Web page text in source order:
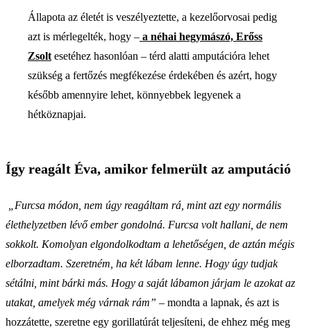
Állapota az életét is veszélyeztette, a kezelőorvosai pedig
azt is mérlegelték, hogy – a néhai hegymászó, Erőss
Zsolt esetéhez hasonlóan – térd alatti amputációra lehet
szükség a fertőzés megfékezése érdekében és azért, hogy
később amennyire lehet, könnyebbek legyenek a
hétköznapjai.
Így reagált Éva, amikor felmerült az amputáció
„Furcsa módon, nem úgy reagáltam rá, mint azt egy normális
élethelyzetben lévő ember gondolná. Furcsa volt hallani, de nem
sokkolt. Komolyan elgondolkodtam a lehetőségen, de aztán mégis
elborzadtam. Szeretném, ha két lábam lenne. Hogy úgy tudjak
sétálni, mint bárki más. Hogy a saját lábamon járjam le azokat az
utakat, amelyek még várnak rám” – mondta a lapnak, és azt is
hozzátette, szeretne egy gorillatúrát teljesíteni, de ehhez még meg